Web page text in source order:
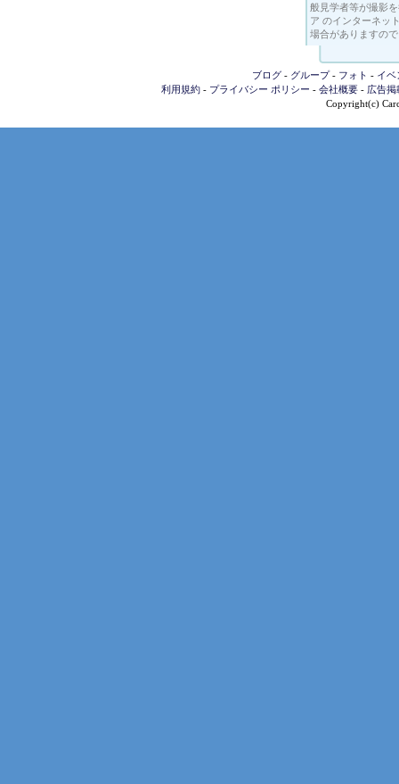
般見学者等が撮影
ア のインターネッ
場合がありますの
ブログ - グループ- フォト - イベ
利用規約- プライバシー ポリシー - 会社概要- 広告掲
Copyright(c)